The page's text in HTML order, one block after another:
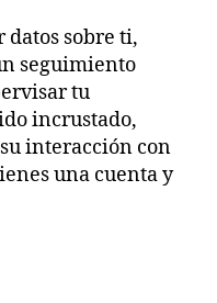
datos sobre ti,
seguimiento
tu
incrustado,
interacción con
una cuenta y